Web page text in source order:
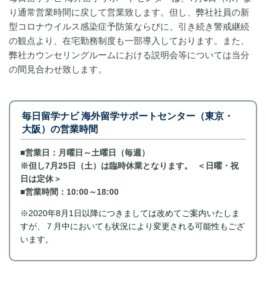
り通常営業時間に戻して営業致します。但し、弊社社員の新
型コロナウイルス感染症予防策ならびに、 引き続き警戒継続
の観点より、在宅勤務制度も一部導入しております。また、
弊社カウンセリングルームにおける説明会等については当分
の間見合わせ致します。
毎日留学ナビ 海外留学サポートセンター（東京・
大阪）の営業時間
■営業日：月曜日～土曜日（毎週）
※但し7月25日（土）は臨時休業となります。 ＜日曜・祝
日は定休＞
■営業時間：10:00～18:00
※2020年8月1日以降につきましては改めてご案内いたしま
すが、７月中においても状況により変更される可能性もござ
います。